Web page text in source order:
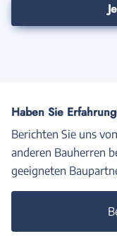
Haben Sie
Berichten Sie uns
anderen Bauherren
geeigneten